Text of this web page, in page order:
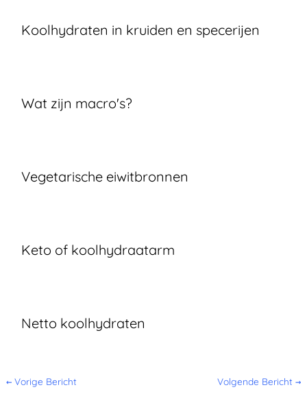
Koolhydraten in kruiden en specerijen
Wat zijn macro's?
Vegetarische eiwitbronnen
Keto of koolhydraatarm
Netto koolhydraten
← Vorige Bericht Volgende Bericht →